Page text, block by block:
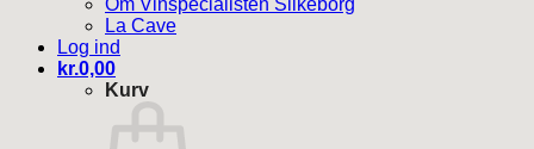
Om Vinspecialisten Silkeborg
La Cave
Log ind
kr.0,00
Kurv